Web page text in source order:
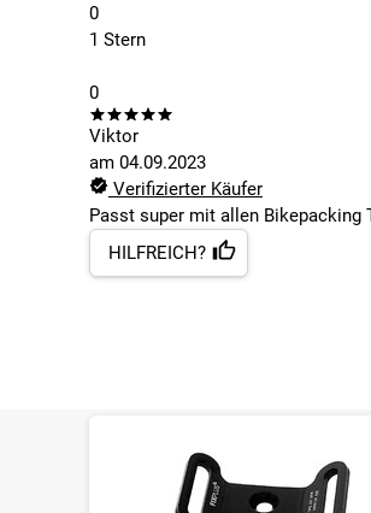
0
1 Stern
0
Viktor
am 04.09.2023
Verifizierter Käufer
Passt super mit allen Bikepacking
HILFREICH?